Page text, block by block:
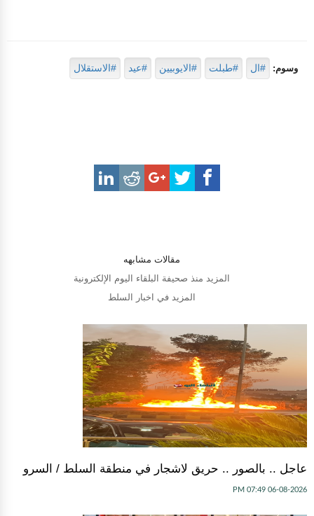
وسوم: #ال #طبلت #الايوبيين #عيد #الاستقلال
مقالات مشابهه
المزيد منذ صحيفة البلقاء اليوم الإلكترونية
المزيد في اخبار السلط
عاجل .. بالصور .. حريق لاشجار في منطقة السلط / السرو
06-08-2026 07:49 PM